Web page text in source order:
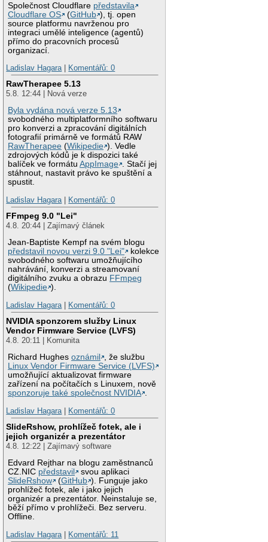
Společnost Cloudflare představila
Cloudflare OS
(GitHub ), tj. open
source platformu navrženou pro
integraci umělé inteligence (agentů)
přímo do pracovních procesů
organizací.
Ladislav Hagara| Komentářů: 0
RawTherapee 5.13
5.8. 12:44 | Nová verze
Byla vydána nová verze 5.13
svobodného multiplatformního softwaru
pro konverzi a zpracování digitálních
fotografií primárně ve formátů RAW
RawTherapee (Wikipedie ). Vedle
zdrojových kódů je k dispozici také
balíček ve formátuAppImage . Stačí jej
stáhnout, nastavit právo ke spuštění a
spustit.
Ladislav Hagara| Komentářů: 0
FFmpeg 9.0 "Lei"
4.8. 20:44 | Zajímavý článek
Jean-Baptiste Kempf na svém blogu
představil novou verzi 9.0 "Lei"
kolekce
svobodného softwaru umožňujícího
nahrávání, konverzi a streamovaní
digitálního zvuku a obrazu FFmpeg
(Wikipedie ).
Ladislav Hagara| Komentářů: 0
NVIDIA sponzorem služby Linux
Vendor Firmware Service (LVFS)
4.8. 20:11 | Komunita
Richard Hughesoznámil
, že službu
Linux Vendor Firmware Service (LVFS)
umožňující aktualizovat firmware
zařízení na počítačích s Linuxem, nově
sponzoruje také společnost NVIDIA .
Ladislav Hagara| Komentářů: 0
SlideRshow, prohlížeč fotek, ale i
jejich organizér a prezentátor
4.8. 12:22 | Zajímavý software
Edvard Rejthar na blogu zaměstnanců
CZ.NIC představil
svou aplikaci
SlideRshow
(GitHub ). Funguje jako
prohlížeč fotek, ale i jako jejich
organizér a prezentátor. Neinstaluje se,
běží přímo v prohlížeči. Bez serveru.
Offline.
Ladislav Hagara| Komentářů: 11